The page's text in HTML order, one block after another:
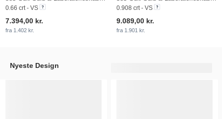
0.66 crt - VS
7.394,00 kr.
fra 1.402 kr.
0.908 crt - VS
9.089,00 kr.
fra 1.901 kr.
Nyeste Design